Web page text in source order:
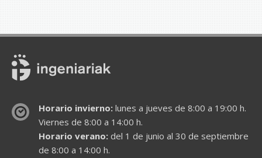
Horario invierno:lunes a jueves de 8:00 a 19:00 h.
Viernes de 8:00 a 14:00 h.
Horario verano:del 1 de junio al 30 de septiembre
de 8:00 a 14:00 h.